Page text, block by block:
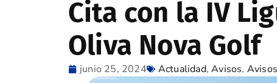
Cita con la IV
Oliva Nova Golf
junio 25, 2024 Actualidad,Avisos,